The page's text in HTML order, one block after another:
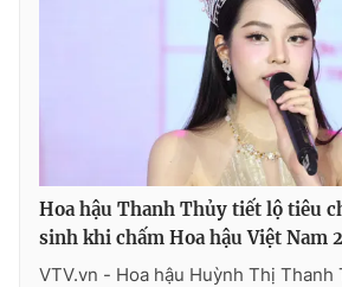
Hoa hậu Thanh Thủy tiết lộ tiêu
sinh khi chấm Hoa hậu Việt Nam
VTV.vn - Hoa hậu Huỳnh Thị Thanh